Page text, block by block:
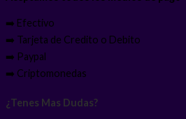
➡️ Efectivo
➡️ Tarjeta de Credito o Debito
➡️ Paypal
➡️ Criptomonedas
¿Tenes Mas Dudas?